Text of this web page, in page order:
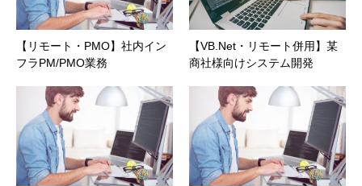
【リモート・PMO】社内イン
フラPM/PMO業務
【VB.Net・リモート併用】某
商社様向けシステム開発